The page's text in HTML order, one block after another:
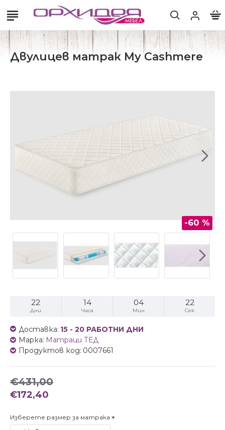
Двулицев матрак My Cashmere
-60 %
22
Дни
14
Часа
04
Мин
22
Сек
€172,40
€431,00
Доставка: 15 - 20 РАБОТНИ ДНИ
Марка: Матраци ТЕД
Продуктов код: 0007661
Изберете размер за матрака